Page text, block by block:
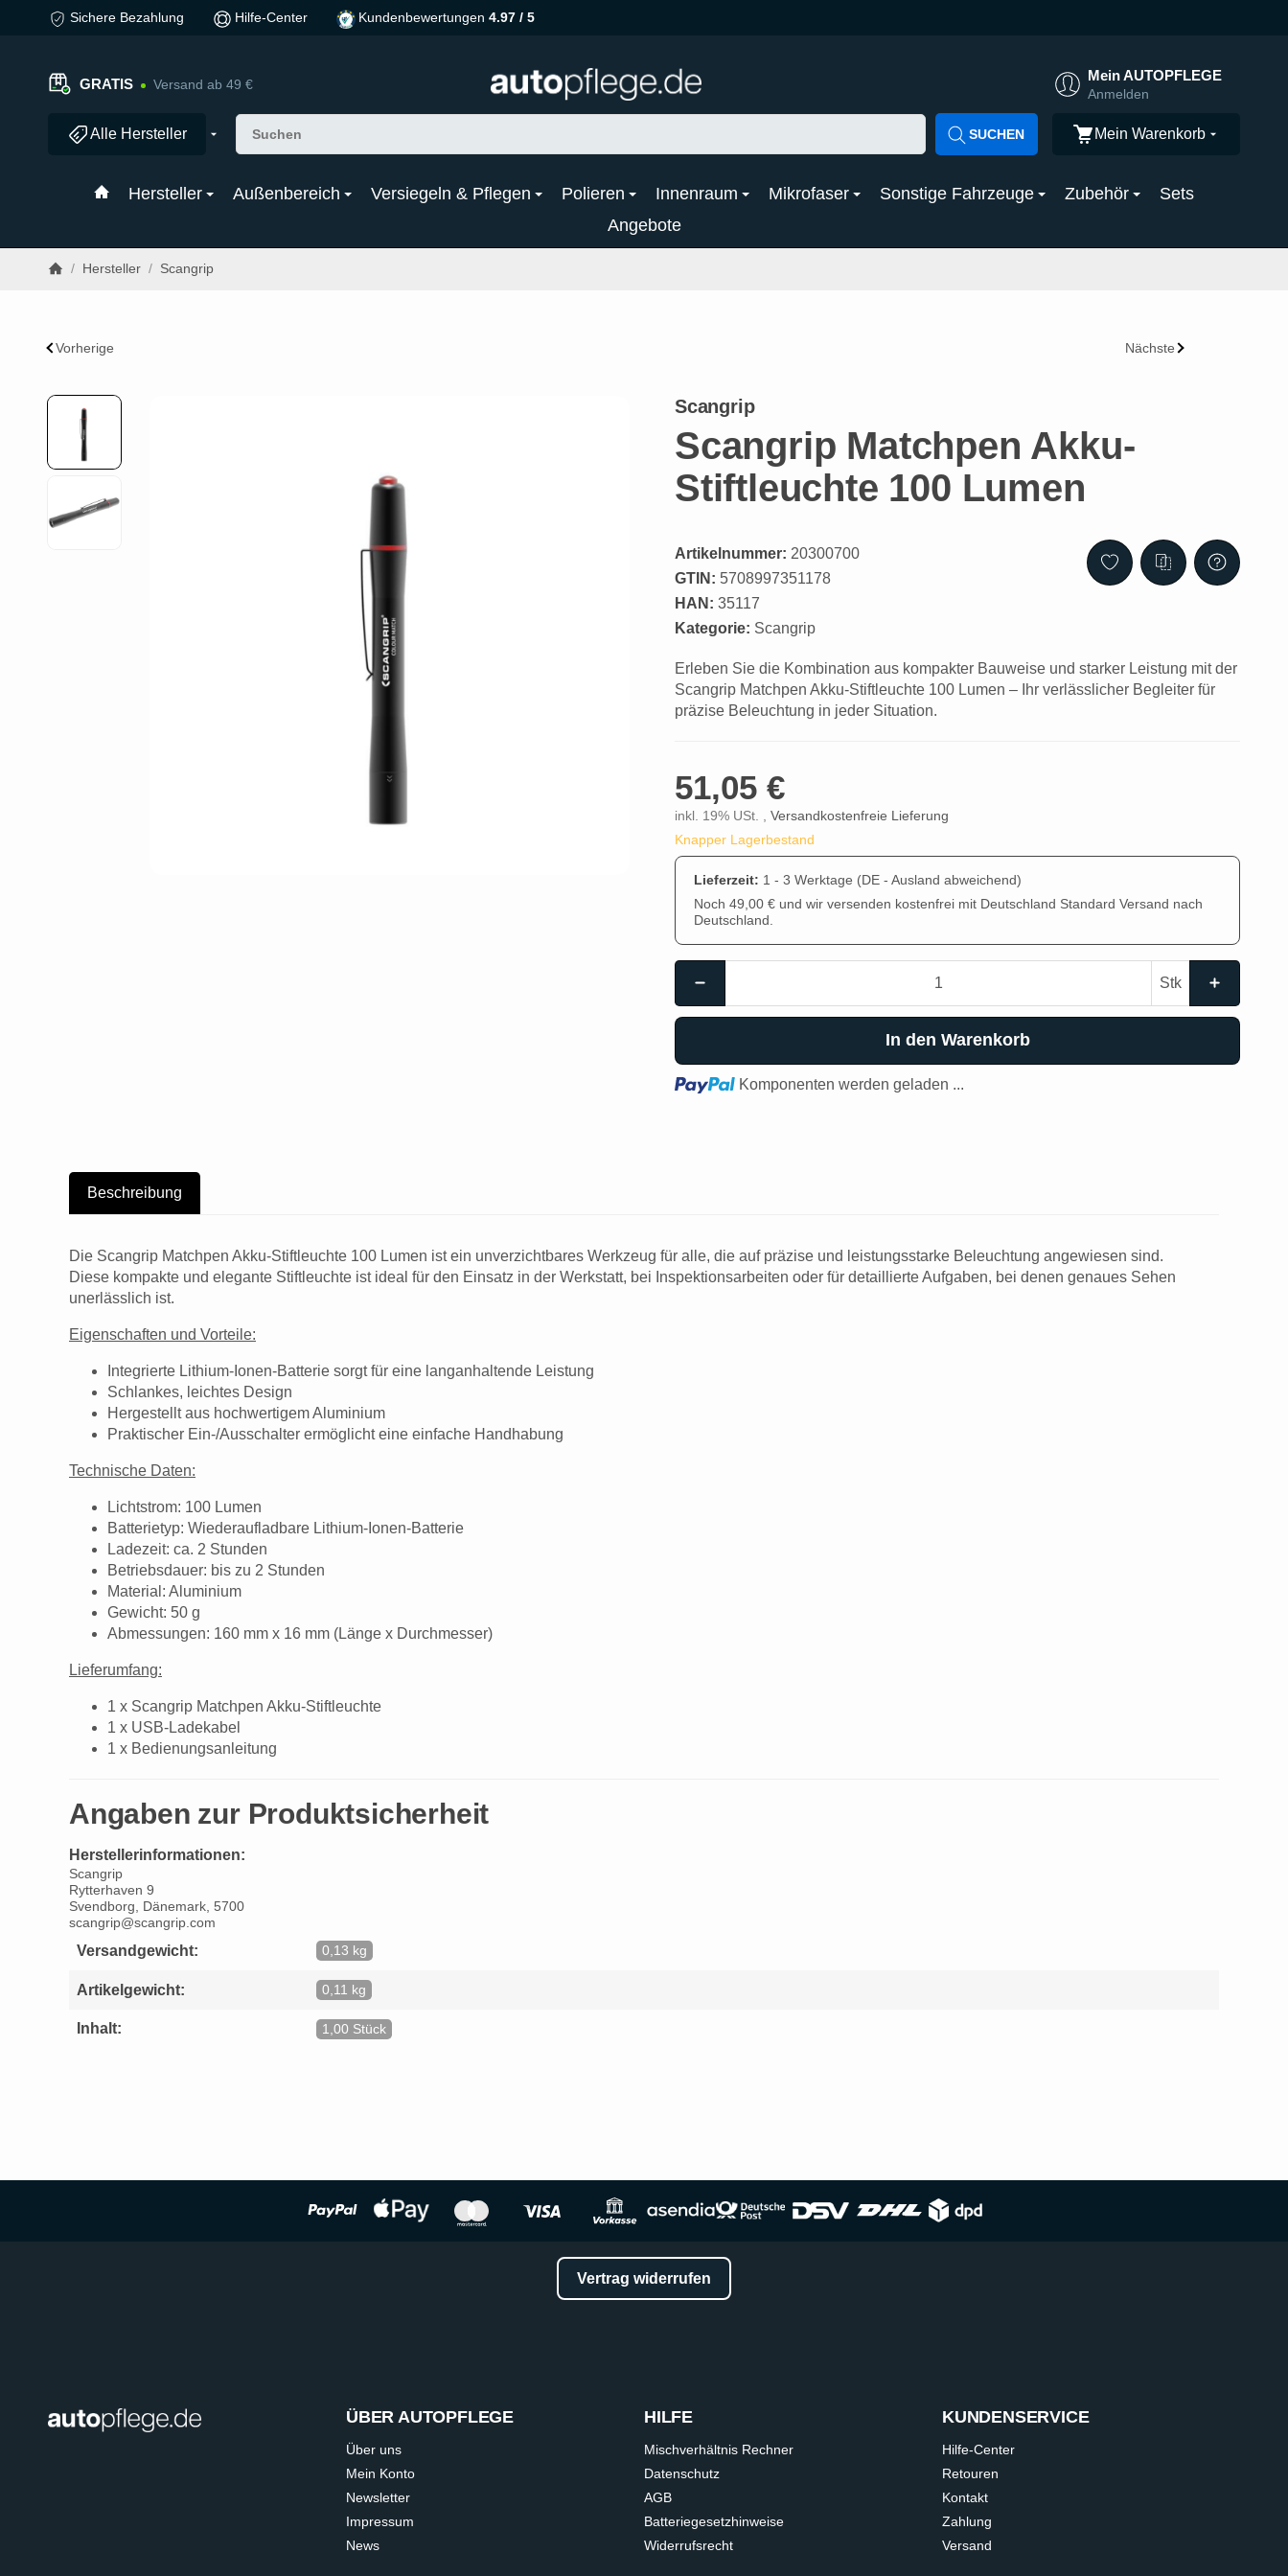
Sichere Bezahlung Hilfe-Center Kundenbewertungen 4.97 / 5
GRATIS Versand ab 49 €
Mein AUTOPFLEGE
Anmelden
Alle Hersteller SUCHEN Mein Warenkorb
Hersteller Außenbereich Versiegeln & Pflegen Polieren Innenraum Mikrofaser Sonstige Fahrzeuge Zubehör
Sets
Angebote
/ Hersteller / Scangrip
Vorherige Nächste
Scangrip
Scangrip Matchpen Akku-
Stiftleuchte 100 Lumen
Artikelnummer: 20300700
GTIN: 5708997351178
HAN: 35117
Kategorie: Scangrip
Erleben Sie die Kombination aus kompakter Bauweise und starker Leistung mit der
Scangrip Matchpen Akku-Stiftleuchte 100 Lumen – Ihr verlässlicher Begleiter für
präzise Beleuchtung in jeder Situation.
51,05 €
inkl. 19% USt. , Versandkostenfreie Lieferung
Knapper Lagerbestand
Lieferzeit: 1 - 3 Werktage (DE - Ausland abweichend)
Noch 49,00 € und wir versenden kostenfrei mit Deutschland Standard Versand nach
Deutschland.
Stk
In den Warenkorb
Loading...Komponenten werden geladen ...
Beschreibung
Die Scangrip Matchpen Akku-Stiftleuchte 100 Lumen ist ein unverzichtbares Werkzeug für alle, die auf präzise und leistungsstarke Beleuchtung angewiesen sind.
Diese kompakte und elegante Stiftleuchte ist ideal für den Einsatz in der Werkstatt, bei Inspektionsarbeiten oder für detaillierte Aufgaben, bei denen genaues Sehen
unerlässlich ist.
Eigenschaften und Vorteile:
Integrierte Lithium-Ionen-Batterie sorgt für eine langanhaltende Leistung
Schlankes, leichtes Design
Hergestellt aus hochwertigem Aluminium
Praktischer Ein-/Ausschalter ermöglicht eine einfache Handhabung
Technische Daten:
Lichtstrom: 100 Lumen
Batterietyp: Wiederaufladbare Lithium-Ionen-Batterie
Ladezeit: ca. 2 Stunden
Betriebsdauer: bis zu 2 Stunden
Material: Aluminium
Gewicht: 50 g
Abmessungen: 160 mm x 16 mm (Länge x Durchmesser)
Lieferumfang:
1 x Scangrip Matchpen Akku-Stiftleuchte
1 x USB-Ladekabel
1 x Bedienungsanleitung
Angaben zur Produktsicherheit
Herstellerinformationen:
Scangrip
Rytterhaven 9
Svendborg, Dänemark, 5700
scangrip@scangrip.com
Versandgewicht: 0,13 kg
Artikelgewicht: 0,11 kg
Inhalt: 1,00 Stück
Vertrag widerrufen
ÜBER AUTOPFLEGE
Über uns
Mein Konto
Newsletter
Impressum
News
HILFE
Mischverhältnis Rechner
Datenschutz
AGB
Batteriegesetzhinweise
Widerrufsrecht
KUNDENSERVICE
Hilfe-Center
Retouren
Kontakt
Zahlung
Versand